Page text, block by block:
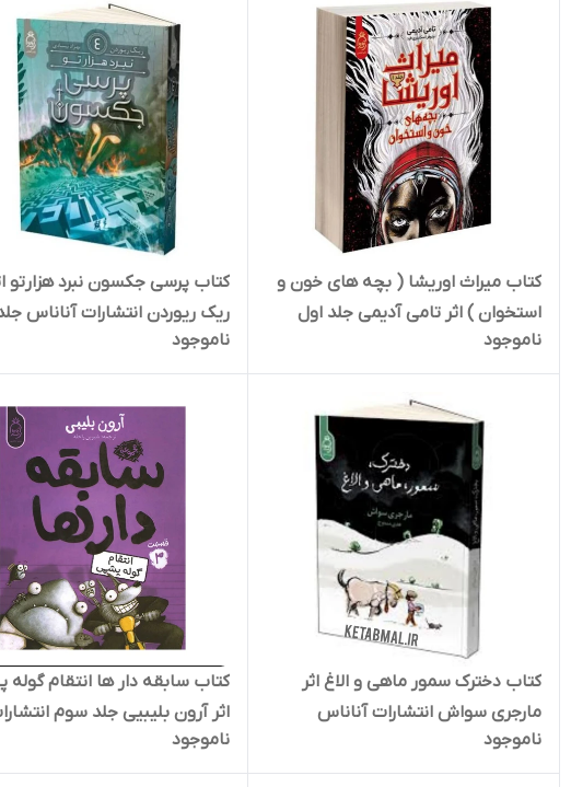
کتاب میراث اوریشا ( بچه های خون و
استخوان ) اثر تامی آدیمی جلد اول
انتشارات آناناس
ناموجود
کتاب پرسی جکسون نبرد هزارتو
ریک ریوردن انتشارات آناناس
چهارم
ناموجود
کتاب دخترک سمور ماهی و الاغ اثر
مارجری سواش انتشارات آناناس
ناموجود
کتاب سابقه دار ها انتقام
اثر آرون بلیبیی جلد سوم
آناناس
ناموجود